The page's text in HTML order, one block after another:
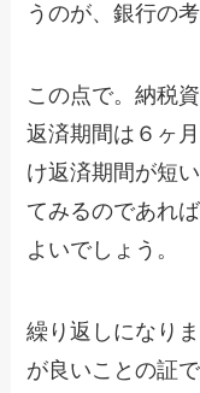
うのが、銀行の
この点で。納税
返済期間は６ヶ
け返済期間が短
てみるのであれ
よいでしょう。
繰り返しになり
が良いことの証